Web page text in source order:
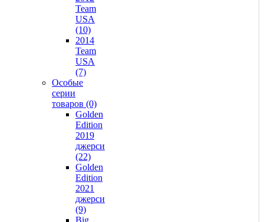
Team
USA
(10)
2014
Team
USA
(7)
Особые
серии
товаров (0)
Golden
Edition
2019
джерси
(22)
Golden
Edition
2021
джерси
(9)
Big